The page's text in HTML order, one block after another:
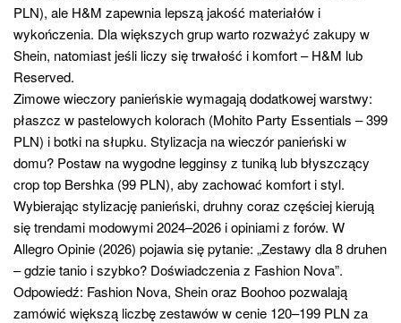
PLN), ale H&M zapewnia lepszą jakość materiałów i
wykończenia. Dla większych grup warto rozważyć zakupy w
Shein, natomiast jeśli liczy się trwałość i komfort – H&M lub
Reserved.
Zimowe wieczory panieńskie wymagają dodatkowej warstwy:
płaszcz w pastelowych kolorach (Mohito Party Essentials – 399
PLN) i botki na słupku. Stylizacja na wieczór panieński w
domu? Postaw na wygodne legginsy z tuniką lub błyszczący
crop top Bershka (99 PLN), aby zachować komfort i styl.
Wybierając stylizację panieński, druhny coraz częściej kierują
się trendami modowymi 2024–2026 i opiniami z forów. W
Allegro Opinie (2026) pojawia się pytanie: „Zestawy dla 8 druhen
– gdzie tanio i szybko? Doświadczenia z Fashion Nova”.
Odpowiedź: Fashion Nova, Shein oraz Boohoo pozwalają
zamówić większą liczbę zestawów w cenie 120–199 PLN za